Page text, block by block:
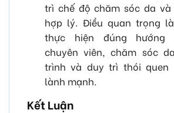
trì chế độ chăm sóc da
hợp lý. Điều quan trọng
thực hiện đúng hướng
chuyên viên, chăm sóc
trình và duy trì thói quen
lành mạnh.
Kết Luận